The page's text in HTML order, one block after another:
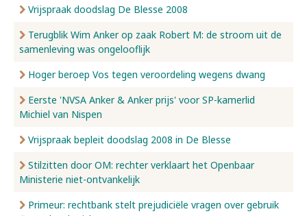
Vrijspraak doodslag De Blesse 2008
Terugblik Wim Anker op zaak Robert M: de stroom uit de
samenleving was ongelooflijk
Hoger beroep Vos tegen veroordeling wegens dwang
Eerste 'NVSA Anker & Anker prijs' voor SP-kamerlid
Michiel van Nispen
Vrijspraak bepleit doodslag 2008 in De Blesse
Stilzitten door OM: rechter verklaart het Openbaar
Ministerie niet-ontvankelijk
Primeur: rechtbank stelt prejudiciële vragen over gebruik